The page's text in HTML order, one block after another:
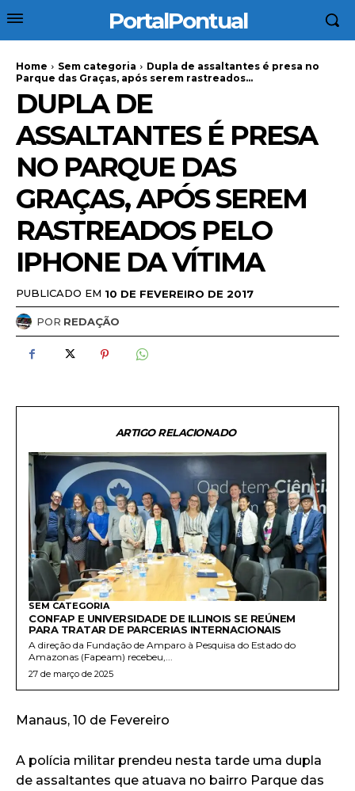
PortalPontual
Home Sem categoria
Dupla de assaltantes é presa no
Parque das Graças, após serem rastreados...
DUPLA DE
ASSALTANTES É PRESA
NO PARQUE DAS
GRAÇAS, APÓS SEREM
RASTREADOS PELO
IPHONE DA VÍTIMA
PUBLICADO EM 10 DE FEVEREIRO DE 2017
POR REDAÇÃO
ARTIGO RELACIONADO
SEM CATEGORIA
CONFAP E UNIVERSIDADE DE ILLINOIS SE REÚNEM
PARA TRATAR DE PARCERIAS INTERNACIONAIS
A direção da Fundação de Amparo à Pesquisa do Estado do
Amazonas (Fapeam) recebeu,...
27 de março de 2025
Manaus, 10 de Fevereiro
A polícia militar prendeu nesta tarde uma dupla
de assaltantes que atuava no bairro Parque das